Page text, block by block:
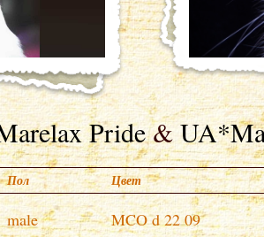
Pride&
Пол Цвет
male MCO d 22 09